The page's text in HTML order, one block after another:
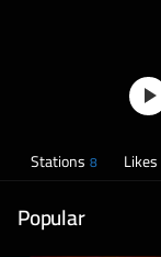
Stations 8 Likes
Popular